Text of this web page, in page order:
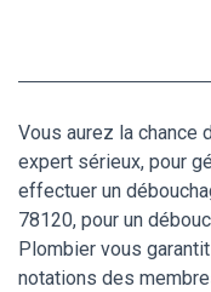
Vous aurez la chance
expert sérieux, pour
effectuer un
78120, pour un
Plombier vous
notations des